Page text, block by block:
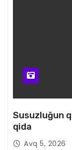
Susuzluğun
qida
Avq 5, 2026